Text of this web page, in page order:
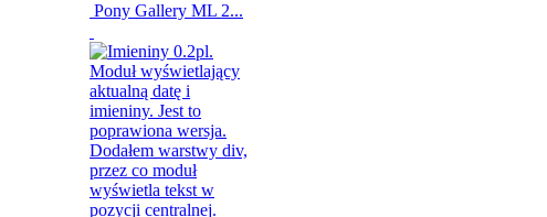
Pony Gallery ML 2...